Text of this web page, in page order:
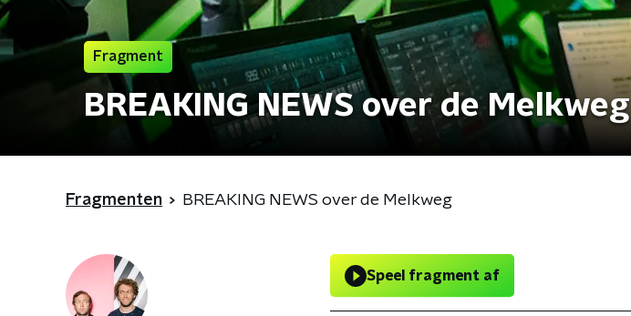
Fragment
BREAKING NEWS over de Melkweg
Fragmenten BREAKING NEWS over de Melkweg
Speel fragment af